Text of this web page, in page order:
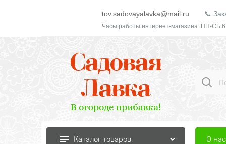
tov.sadovayalavka@mail.ru 📞
Часы работы интернет-магазина: ПН-СБ
Каталог товаров О нас